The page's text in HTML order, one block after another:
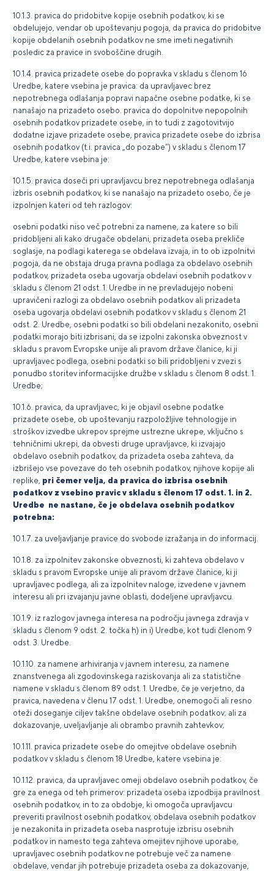
10.1.3. pravica do pridobitve kopije osebnih podatkov, ki se
obdelujejo, vendar ob upoštevanju pogoja, da pravica do pridobitve
kopije obdelanih osebnih podatkov ne sme imeti negativnih
posledic za pravice in svoboščine drugih.
10.1.4. pravica prizadete osebe do popravka v skladu s členom 16
Uredbe, katere vsebina je pravica: da upravljavec brez
nepotrebnega odlašanja popravi napačne osebne podatke, ki se
nanašajo na prizadeto osebo. pravica do dopolnitve nepopolnih
osebnih podatkov prizadete osebe, in to tudi z zagotovitvijo
dodatne izjave prizadete osebe, pravica prizadete osebe do izbrisa
osebnih podatkov (t.i. pravica „do pozabe“) v skladu s členom 17
Uredbe, katere vsebina je:
10.1.5. pravica doseči pri upravljavcu brez nepotrebnega odlašanja
izbris osebnih podatkov, ki se nanašajo na prizadeto osebo, če je
izpolnjen kateri od teh razlogov:
osebni podatki niso več potrebni za namene, za katere so bili
pridobljeni ali kako drugače obdelani, prizadeta oseba prekliče
soglasje, na podlagi katerega se obdelava izvaja, in to ob izpolnitvi
pogoja, da ne obstaja druga pravna podlaga za obdelavo osebnih
podatkov, prizadeta oseba ugovarja obdelavi osebnih podatkov v
skladu s členom 21 odst. 1. Uredbe in ne prevladujejo nobeni
upravičeni razlogi za obdelavo osebnih podatkov ali prizadeta
oseba ugovarja obdelavi osebnih podatkov v skladu s členom 21
odst. 2. Uredbe, osebni podatki so bili obdelani nezakonito, osebni
podatki morajo biti izbrisani, da se izpolni zakonska obveznost v
skladu s pravom Evropske unije ali pravom države članice, ki ji
upravljavec podlega, osebni podatki so bili pridobljeni v zvezi s
ponudbo storitev informacijske družbe v skladu s členom 8 odst. 1.
Uredbe;
10.1.6. pravica, da upravljavec, ki je objavil osebne podatke
prizadete osebe, ob upoštevanju razpoložljive tehnologije in
stroškov izvedbe ukrepov sprejme ustrezne ukrepe, vključno s
tehničnimi ukrepi, da obvesti druge upravljavce, ki izvajajo
obdelavo osebnih podatkov, da prizadeta oseba zahteva, da
izbrišejo vse povezave do teh osebnih podatkov, njihove kopije ali
replike, pri čemer velja, da pravica do izbrisa osebnih
podatkov z vsebino pravic v skladu s členom 17 odst. 1. in 2.
Uredbe ne nastane, če je obdelava osebnih podatkov
potrebna:
10.1.7. za uveljavljanje pravice do svobode izražanja in do informacij.
10.1.8. za izpolnitev zakonske obveznosti, ki zahteva obdelavo v
skladu s pravom Evropske unije ali pravom države članice, ki ji
upravljavec podlega, ali za izpolnitev naloge, izvedene v javnem
interesu ali pri izvajanju javne oblasti, dodeljene upravljavcu.
10.1.9. iz razlogov javnega interesa na področju javnega zdravja v
skladu s členom 9 odst. 2. točka h) in i) Uredbe, kot tudi členom 9
odst. 3. Uredbe.
10.1.10. za namene arhiviranja v javnem interesu, za namene
znanstvenega ali zgodovinskega raziskovanja ali za statistične
namene v skladu s členom 89 odst. 1. Uredbe, če je verjetno, da
pravica, navedena v členu 17 odst. 1. Uredbe, onemogoči ali resno
oteži doseganje ciljev takšne obdelave osebnih podatkov; ali za
dokazovanje, uveljavljanje ali obrambo pravnih zahtevkov;
10.1.11. pravica prizadete osebe do omejitve obdelave osebnih
podatkov v skladu s členom 18 Uredbe, katere vsebina je:
10.1.12. pravica, da upravljavec omeji obdelavo osebnih podatkov, če
gre za enega od teh primerov: prizadeta oseba izpodbija pravilnost
osebnih podatkov, in to za obdobje, ki omogoča upravljavcu
preveriti pravilnost osebnih podatkov, obdelava osebnih podatkov
je nezakonita in prizadeta oseba nasprotuje izbrisu osebnih
podatkov in namesto tega zahteva omejitev njihove uporabe,
upravljavec osebnih podatkov ne potrebuje več za namene
obdelave, vendar jih potrebuje prizadeta oseba za dokazovanje,